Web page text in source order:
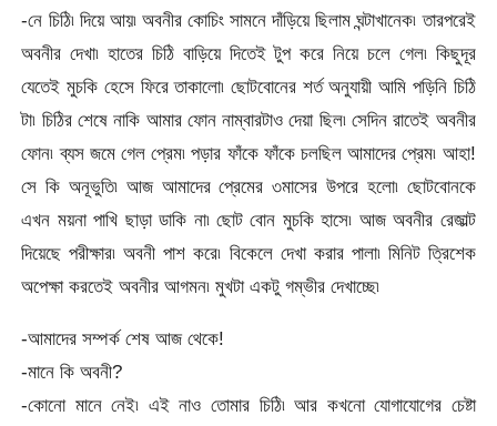
-নে চিঠি৷ দিয়ে আয়৷ অবনীর কোচিং সামনে দাঁড়িয়ে ছিলাম ঘন্টাখানেক৷ তারপরেই
অবনীর দেখা৷ হাতের চিঠি বাড়িয়ে দিতেই টুপ করে নিয়ে চলে গেল৷ কিছুদূর
যেতেই মুচকি হেসে ফিরে তাকালো৷ ছোটবোনের শর্ত অনুযায়ী আমি পড়িনি চিঠি
টা৷ চিঠির শেষে নাকি আমার ফোন নাম্বারটাও দেয়া ছিল৷ সেদিন রাতেই অবনীর
ফোন৷ ব্যস জমে গেল প্রেম৷ পড়ার ফাঁকে ফাঁকে চলছিল আমাদের প্রেম৷ আহা!
সে কি অনূভুতি৷ আজ আমাদের প্রেমের ৩মাসের উপরে হলো৷ ছোটবোনকে
এখন ময়না পাখি ছাড়া ডাকি না৷ ছোট বোন মুচকি হাসে৷ আজ অবনীর রেজাল্ট
দিয়েছে পরীক্ষার৷ অবনী পাশ করে৷ বিকেলে দেখা করার পালা৷ মিনিট ত্রিশেক
অপেক্ষা করতেই অবনীর আগমন৷ মুখটা একটু গম্ভীর দেখাচ্ছে৷
-আমাদের সম্পর্ক শেষ আজ থেকে!
-মানে কি অবনী?
-কোনো মানে নেই৷ এই নাও তোমার চিঠি৷ আর কখনো যোগাযোগের চেষ্টা